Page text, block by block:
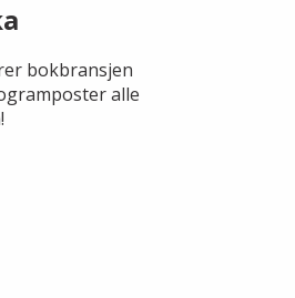
bokbransjen
alle